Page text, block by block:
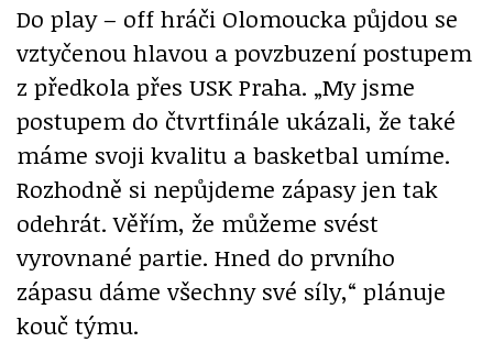
Do play – off hráči Olomoucka půjdou se
vztyčenou hlavou a povzbuzení postupem
z předkola přes USK Praha. „My jsme
postupem do čtvrtfinále ukázali, že také
máme svoji kvalitu a basketbal umíme.
Rozhodně si nepůjdeme zápasy jen tak
odehrát. Věřím, že můžeme svést
vyrovnané partie. Hned do prvního
zápasu dáme všechny své síly,“ plánuje
kouč týmu.